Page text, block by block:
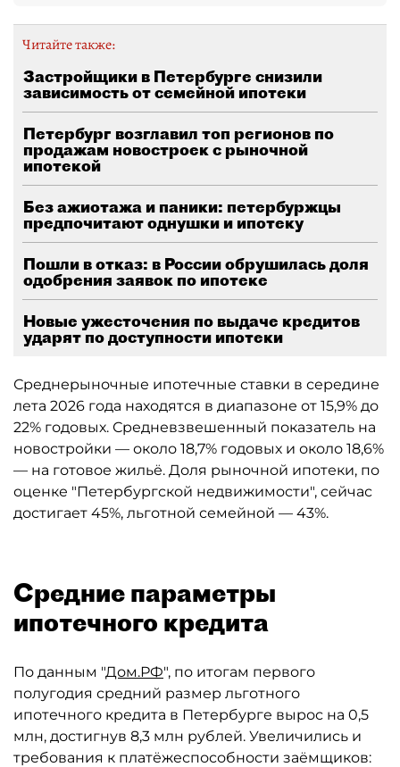
Читайте также:
Застройщики в Петербурге снизили
зависимость от семейной ипотеки
Петербург возглавил топ регионов по
продажам новостроек с рыночной
ипотекой
Без ажиотажа и паники: петербуржцы
предпочитают однушки и ипотеку
Пошли в отказ: в России обрушилась доля
одобрения заявок по ипотеке
Новые ужесточения по выдаче кредитов
ударят по доступности ипотеки
Среднерыночные ипотечные ставки в середине
лета 2026 года находятся в диапазоне от 15,9% до
22% годовых. Средневзвешенный показатель на
новостройки — около 18,7% годовых и около 18,6%
— на готовое жильё. Доля рыночной ипотеки, по
оценке "Петербургской недвижимости", сейчас
достигает 45%, льготной семейной — 43%.
Средние параметры
ипотечного кредита
По данным "Дом.РФ", по итогам первого
полугодия средний размер льготного
ипотечного кредита в Петербурге вырос на 0,5
млн, достигнув 8,3 млн рублей. Увеличились и
требования к платёжеспособности заёмщиков: